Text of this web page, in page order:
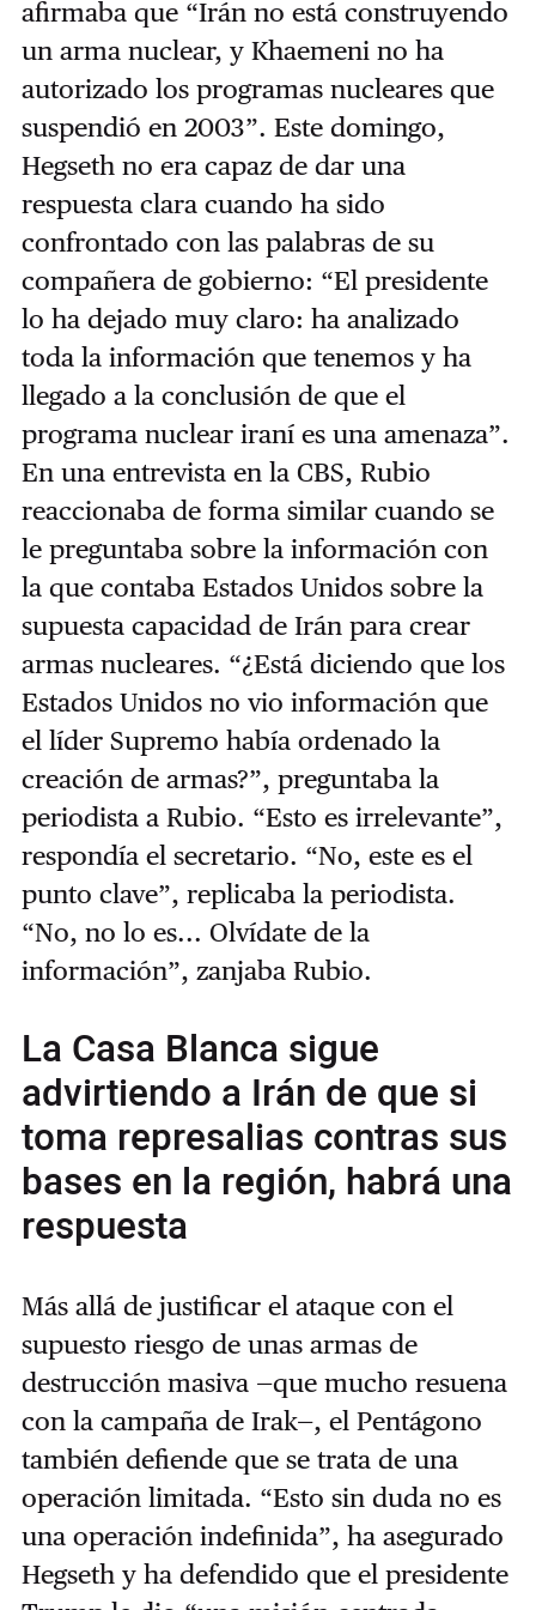
afirmaba que “Irán no está construyendo
un arma nuclear, y Khaemeni no ha
autorizado los programas nucleares que
suspendió en 2003”. Este domingo,
Hegseth no era capaz de dar una
respuesta clara cuando ha sido
confrontado con las palabras de su
compañera de gobierno: “El presidente
lo ha dejado muy claro: ha analizado
toda la información que tenemos y ha
llegado a la conclusión de que el
programa nuclear iraní es una amenaza”.
En una entrevista en la CBS, Rubio
reaccionaba de forma similar cuando se
le preguntaba sobre la información con
la que contaba Estados Unidos sobre la
supuesta capacidad de Irán para crear
armas nucleares. “¿Está diciendo que los
Estados Unidos no vio información que
el líder Supremo había ordenado la
creación de armas?”, preguntaba la
periodista a Rubio. “Esto es irrelevante”,
respondía el secretario. “No, este es el
punto clave”, replicaba la periodista.
“No, no lo es... Olvídate de la
información”, zanjaba Rubio.
La Casa Blanca sigue
advirtiendo a Irán de que si
toma represalias contras sus
bases en la región, habrá una
respuesta
Más allá de justificar el ataque con el
supuesto riesgo de unas armas de
destrucción masiva —que mucho resuena
con la campaña de Irak—, el Pentágono
también defiende que se trata de una
operación limitada. “Esto sin duda no es
una operación indefinida”, ha asegurado
Hegseth y ha defendido que el presidente